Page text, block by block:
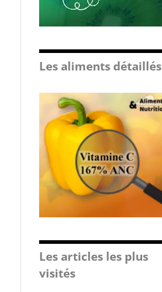
Les aliments détaillés
Les articles les plus
visités